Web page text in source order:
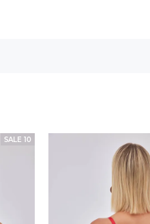
SALE 10